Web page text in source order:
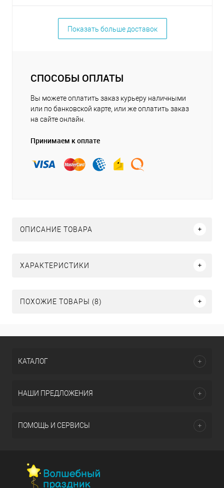
Показать больше доставок
СПОСОБЫ ОПЛАТЫ
Вы можете оплатить заказ курьеру наличными
или по банковской карте, или же оплатить заказ
на сайте онлайн.
Принимаем к оплате
ОПИСАНИЕ ТОВАРА
ХАРАКТЕРИСТИКИ
ПОХОЖИЕ ТОВАРЫ (8)
КАТАЛОГ
НАШИ ПРЕДЛОЖЕНИЯ
ПОМОЩЬ И СЕРВИСЫ